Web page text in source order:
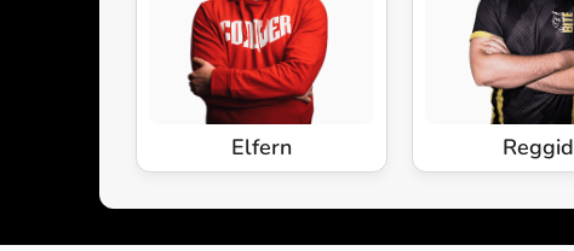
Elfern Reggid